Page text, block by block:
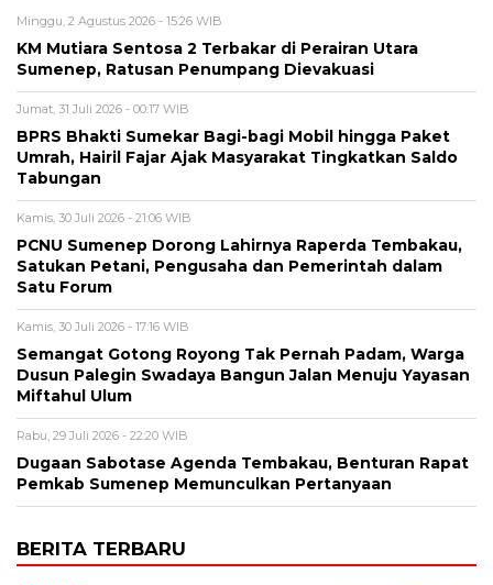
Minggu, 2 Agustus 2026 - 15:26 WIB
KM Mutiara Sentosa 2 Terbakar di Perairan Utara
Sumenep, Ratusan Penumpang Dievakuasi
Jumat, 31 Juli 2026 - 00:17 WIB
BPRS Bhakti Sumekar Bagi-bagi Mobil hingga Paket
Umrah, Hairil Fajar Ajak Masyarakat Tingkatkan Saldo
Tabungan
Kamis, 30 Juli 2026 - 21:06 WIB
PCNU Sumenep Dorong Lahirnya Raperda Tembakau,
Satukan Petani, Pengusaha dan Pemerintah dalam
Satu Forum
Kamis, 30 Juli 2026 - 17:16 WIB
Semangat Gotong Royong Tak Pernah Padam, Warga
Dusun Palegin Swadaya Bangun Jalan Menuju Yayasan
Miftahul Ulum
Rabu, 29 Juli 2026 - 22:20 WIB
Dugaan Sabotase Agenda Tembakau, Benturan Rapat
Pemkab Sumenep Memunculkan Pertanyaan
BERITA TERBARU